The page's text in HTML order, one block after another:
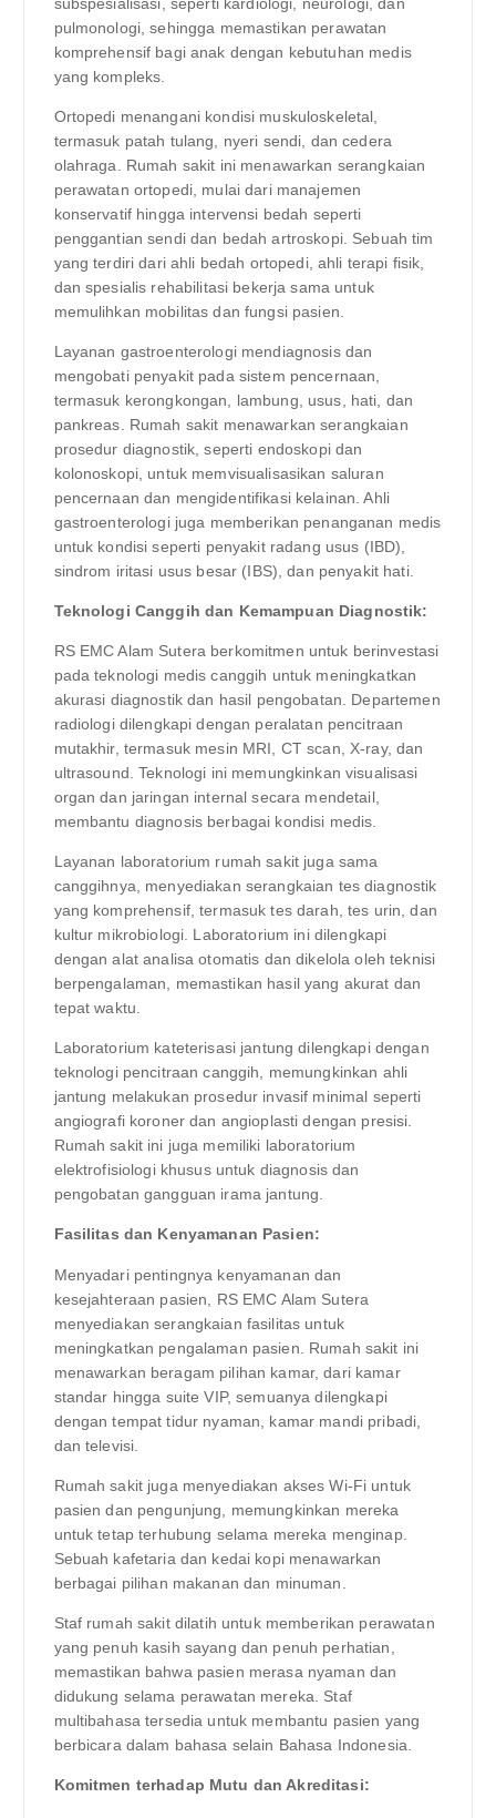
pulmonologi, sehingga memastikan perawatan
komprehensif bagi anak dengan kebutuhan medis
yang kompleks.
Ortopedi menangani kondisi muskuloskeletal,
termasuk patah tulang, nyeri sendi, dan cedera
olahraga. Rumah sakit ini menawarkan serangkaian
perawatan ortopedi, mulai dari manajemen
konservatif hingga intervensi bedah seperti
penggantian sendi dan bedah artroskopi. Sebuah tim
yang terdiri dari ahli bedah ortopedi, ahli terapi fisik,
dan spesialis rehabilitasi bekerja sama untuk
memulihkan mobilitas dan fungsi pasien.
Layanan gastroenterologi mendiagnosis dan
mengobati penyakit pada sistem pencernaan,
termasuk kerongkongan, lambung, usus, hati, dan
pankreas. Rumah sakit menawarkan serangkaian
prosedur diagnostik, seperti endoskopi dan
kolonoskopi, untuk memvisualisasikan saluran
pencernaan dan mengidentifikasi kelainan. Ahli
gastroenterologi juga memberikan penanganan medis
untuk kondisi seperti penyakit radang usus (IBD),
sindrom iritasi usus besar (IBS), dan penyakit hati.
Teknologi Canggih dan Kemampuan Diagnostik:
RS EMC Alam Sutera berkomitmen untuk berinvestasi
pada teknologi medis canggih untuk meningkatkan
akurasi diagnostik dan hasil pengobatan. Departemen
radiologi dilengkapi dengan peralatan pencitraan
mutakhir, termasuk mesin MRI, CT scan, X-ray, dan
ultrasound. Teknologi ini memungkinkan visualisasi
organ dan jaringan internal secara mendetail,
membantu diagnosis berbagai kondisi medis.
Layanan laboratorium rumah sakit juga sama
canggihnya, menyediakan serangkaian tes diagnostik
yang komprehensif, termasuk tes darah, tes urin, dan
kultur mikrobiologi. Laboratorium ini dilengkapi
dengan alat analisa otomatis dan dikelola oleh teknisi
berpengalaman, memastikan hasil yang akurat dan
tepat waktu.
Laboratorium kateterisasi jantung dilengkapi dengan
teknologi pencitraan canggih, memungkinkan ahli
jantung melakukan prosedur invasif minimal seperti
angiografi koroner dan angioplasti dengan presisi.
Rumah sakit ini juga memiliki laboratorium
elektrofisiologi khusus untuk diagnosis dan
pengobatan gangguan irama jantung.
Fasilitas dan Kenyamanan Pasien:
Menyadari pentingnya kenyamanan dan
kesejahteraan pasien, RS EMC Alam Sutera
menyediakan serangkaian fasilitas untuk
meningkatkan pengalaman pasien. Rumah sakit ini
menawarkan beragam pilihan kamar, dari kamar
standar hingga suite VIP, semuanya dilengkapi
dengan tempat tidur nyaman, kamar mandi pribadi,
dan televisi.
Rumah sakit juga menyediakan akses Wi-Fi untuk
pasien dan pengunjung, memungkinkan mereka
untuk tetap terhubung selama mereka menginap.
Sebuah kafetaria dan kedai kopi menawarkan
berbagai pilihan makanan dan minuman.
Staf rumah sakit dilatih untuk memberikan perawatan
yang penuh kasih sayang dan penuh perhatian,
memastikan bahwa pasien merasa nyaman dan
didukung selama perawatan mereka. Staf
multibahasa tersedia untuk membantu pasien yang
berbicara dalam bahasa selain Bahasa Indonesia.
Komitmen terhadap Mutu dan Akreditasi: